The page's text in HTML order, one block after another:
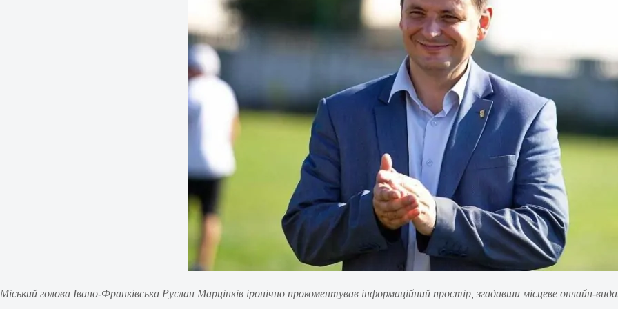
Міський голова Івано-Франківська Руслан Марцінків іронічно прокоментував інформаційний простір, згадавши місцеве онлайн-